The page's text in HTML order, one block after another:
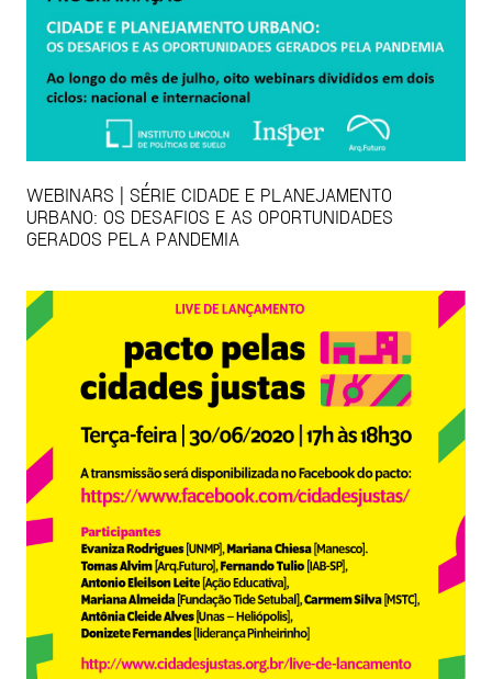
WEBINARS | SÉRIE CIDADE E PLANEJAMENTO
URBANO: OS DESAFIOS E AS OPORTUNIDADES
GERADOS PELA PANDEMIA